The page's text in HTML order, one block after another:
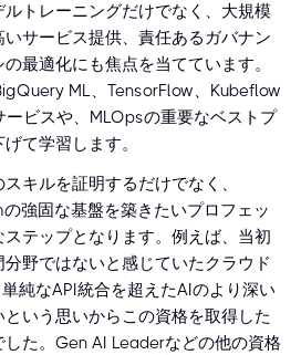
トレーニングだけでなく、大規模
サービス提供、責任あるガバナン
最適化にも焦点を当てています。
ML、TensorFlow、Kubeflow
ービスや、MLOpsの重要なベストプ
て学習します。
キルを証明するだけでなく、
強固な基盤を築きたいプロフェッ
テップとなります。例えば、当初
野ではないと感じていたクラウド
純なAPI統合を超えたAIのより深い
いう思いからこの資格を取得した
た。Gen AI Leaderなどの他の資格